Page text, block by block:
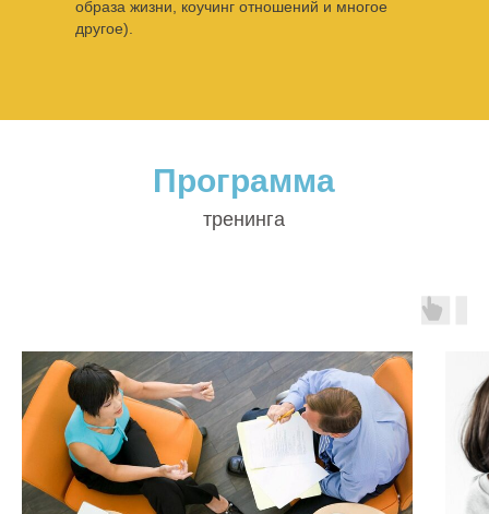
образа жизни, коучинг отношений и многое
другое).
Программа
тренинга